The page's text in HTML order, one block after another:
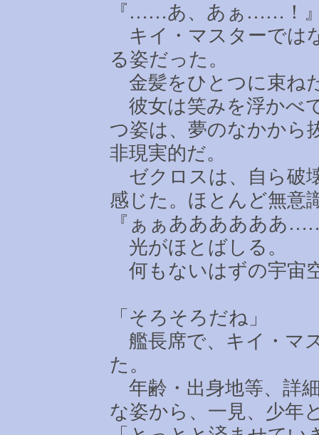
『 ……あ、あぁ …… ！
キイ・マスターでは
る姿だった。
金髪をひとつに束ね
彼女は笑みを浮かべ
つ姿は、夢のなかから
非現実的だ。
ゼクロスは、自ら破
感じた。ほとんど無意
『ぁぁああああああ
光がほとばしる。
何もないはずの宇宙
「そろそろだね」
艦長席で、キイ・マ
た。
年齢・出身地等、詳
な姿から、一見、少年